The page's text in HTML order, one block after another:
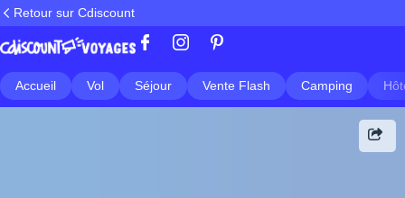
Retour sur Cdiscount
Accueil Vol Séjour Vente Flash Camping